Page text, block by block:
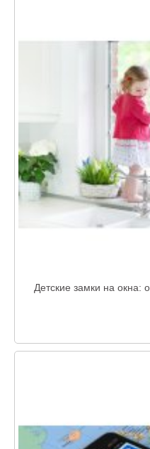
Детские замки на окна: